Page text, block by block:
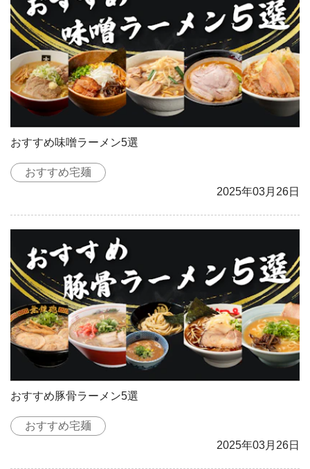
おすすめ味噌ラーメン5選
おすすめ宅麺
2025年03月26日
おすすめ豚骨ラーメン5選
おすすめ宅麺
2025年03月26日